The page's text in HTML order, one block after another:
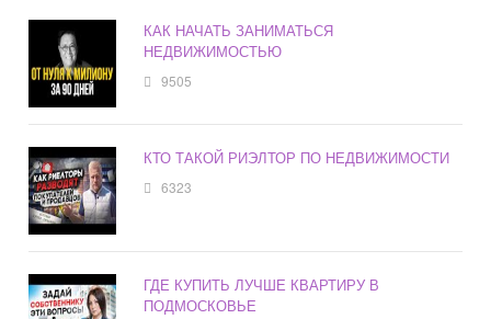
КАК НАЧАТЬ ЗАНИМАТЬСЯ
НЕДВИЖИМОСТЬЮ
9505
КТО ТАКОЙ РИЭЛТОР ПО НЕДВИЖИМОСТИ
6323
ГДЕ КУПИТЬ ЛУЧШЕ КВАРТИРУ В
ПОДМОСКОВЬЕ